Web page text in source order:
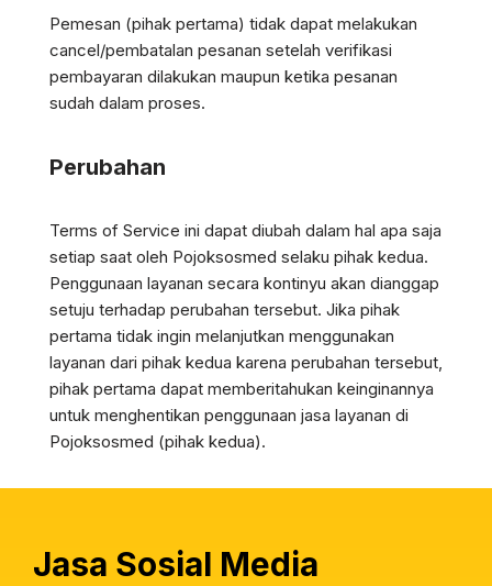
Pemesan (pihak pertama) tidak dapat melakukan
cancel/pembatalan pesanan setelah verifikasi
pembayaran dilakukan maupun ketika pesanan
sudah dalam proses.
Perubahan
Terms of Service ini dapat diubah dalam hal apa saja
setiap saat oleh Pojoksosmed selaku pihak kedua.
Penggunaan layanan secara kontinyu akan dianggap
setuju terhadap perubahan tersebut. Jika pihak
pertama tidak ingin melanjutkan menggunakan
layanan dari pihak kedua karena perubahan tersebut,
pihak pertama dapat memberitahukan keinginannya
untuk menghentikan penggunaan jasa layanan di
Pojoksosmed (pihak kedua).
Jasa Sosial Media